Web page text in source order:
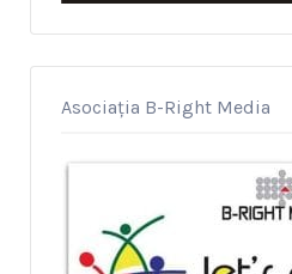
Asociația B-Right Media